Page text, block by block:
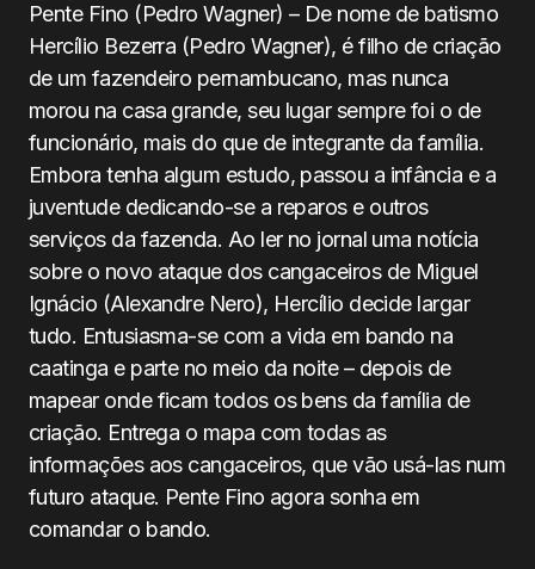
Pente Fino (Pedro Wagner) – De nome de batismo
Hercílio Bezerra (Pedro Wagner), é filho de criação
de um fazendeiro pernambucano, mas nunca
morou na casa grande, seu lugar sempre foi o de
funcionário, mais do que de integrante da família.
Embora tenha algum estudo, passou a infância e a
juventude dedicando-se a reparos e outros
serviços da fazenda. Ao ler no jornal uma notícia
sobre o novo ataque dos cangaceiros de Miguel
Ignácio (Alexandre Nero), Hercílio decide largar
tudo. Entusiasma-se com a vida em bando na
caatinga e parte no meio da noite – depois de
mapear onde ficam todos os bens da família de
criação. Entrega o mapa com todas as
informações aos cangaceiros, que vão usá-las num
futuro ataque. Pente Fino agora sonha em
comandar o bando.